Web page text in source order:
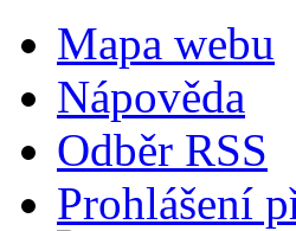
Mapa webu
Nápověda
Odběr RSS
Prohlášení